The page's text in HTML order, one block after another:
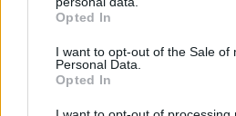
grant or deny consent to Google
use your data for below specified
consent section.
Opted In
I want to opt-out of the Sale of
Personal Data.
Opted In
29.05.2025, 17:06
ΑΠΑΝΤΗΣΗ